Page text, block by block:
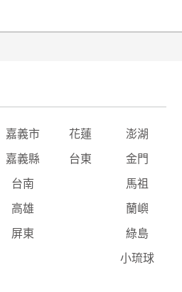
嘉義市 花蓮 澎湖
嘉義縣 台東 金門
台南 馬祖
高雄 蘭嶼
屏東 綠島
小琉球